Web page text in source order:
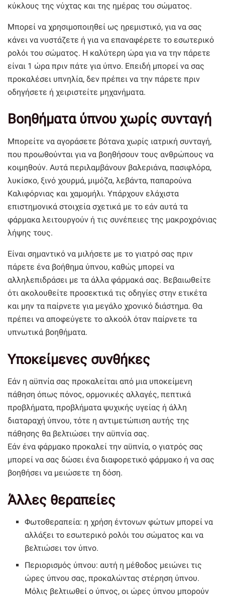
κύκλους της νύχτας και της ημέρας του σώματος.
Μπορεί να χρησιμοποιηθεί ως ηρεμιστικό, για να σας
κάνει να νυστάζετε ή για να επαναφέρετε το εσωτερικό
ρολόι του σώματος. Η καλύτερη ώρα για να την πάρετε
είναι 1 ώρα πριν πάτε για ύπνο. Επειδή μπορεί να σας
προκαλέσει υπνηλία, δεν πρέπει να την πάρετε πριν
οδηγήσετε ή χειριστείτε μηχανήματα.
Βοηθήματα ύπνου χωρίς συνταγή
Μπορείτε να αγοράσετε βότανα χωρίς ιατρική συνταγή,
που προωθούνται για να βοηθήσουν τους ανθρώπους να
κοιμηθούν. Αυτά περιλαμβάνουν βαλεριάνα, πασιφλόρα,
λυκίσκο, ξινό χουρμά, μιμόζα, λεβάντα, παπαρούνα
Καλιφόρνιας και χαμομήλι. Υπάρχουν ελάχιστα
επιστημονικά στοιχεία σχετικά με το εάν αυτά τα
φάρμακα λειτουργούν ή τις συνέπειες της μακροχρόνιας
λήψης τους.
Είναι σημαντικό να μιλήσετε με το γιατρό σας πριν
πάρετε ένα βοήθημα ύπνου, καθώς μπορεί να
αλληλεπιδράσει με τα άλλα φάρμακά σας. Βεβαιωθείτε
ότι ακολουθείτε προσεκτικά τις οδηγίες στην ετικέτα
και μην τα παίρνετε για μεγάλο χρονικό διάστημα. Θα
πρέπει να αποφεύγετε το αλκοόλ όταν παίρνετε τα
υπνωτικά βοηθήματα.
Υποκείμενες συνθήκες
Εάν η αϋπνία σας προκαλείται από μια υποκείμενη
πάθηση όπως πόνος, ορμονικές αλλαγές, πεπτικά
προβλήματα, προβλήματα ψυχικής υγείας ή άλλη
διαταραχή ύπνου, τότε η αντιμετώπιση αυτής της
πάθησης θα βελτιώσει την αϋπνία σας.
Εάν ένα φάρμακο προκαλεί την αϋπνία, ο γιατρός σας
μπορεί να σας δώσει ένα διαφορετικό φάρμακο ή να σας
βοηθήσει να μειώσετε τη δόση.
Άλλες θεραπείες
Φωτοθεραπεία: η χρήση έντονων φώτων μπορεί να
αλλάξει το εσωτερικό ρολόι του σώματος και να
βελτιώσει τον ύπνο.
Περιορισμός ύπνου: αυτή η μέθοδος μειώνει τις
ώρες ύπνου σας, προκαλώντας στέρηση ύπνου.
Μόλις βελτιωθεί ο ύπνος, οι ώρες ύπνου μπορούν